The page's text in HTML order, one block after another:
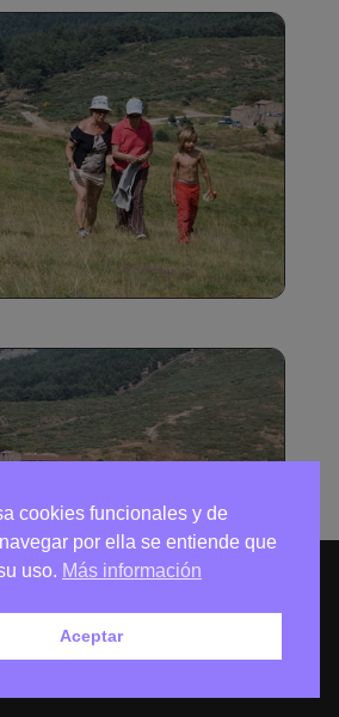
ofrecerte la mejor experiencia en
qué cookies utilizamos o
cookies funcionales y de
por ella se entiende que
uso. Más información
Aceptar